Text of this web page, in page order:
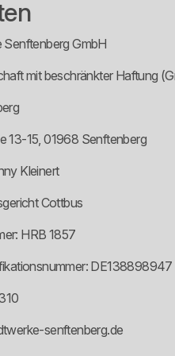
GmbH
mit beschränkter Haftung
13-15, 01968 Senftenberg
Kleinert
Cottbus
HRB 1857
DE138898947
senftenberg.de